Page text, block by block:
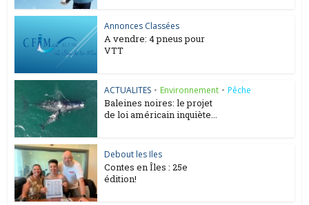
Annonces Classées
A vendre: 4 pneus pour
VTT
ACTUALITES • Environnement • Pêche
Baleines noires: le projet
de loi américain inquiète...
Debout les Iles
Contes en Îles : 25e
édition!